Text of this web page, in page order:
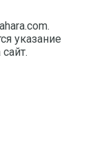
указание